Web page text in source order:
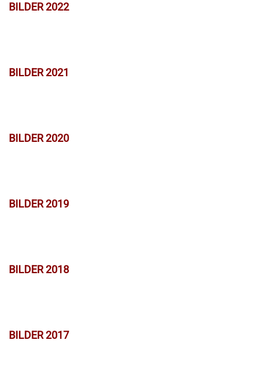
BILDER 2022
BILDER 2021
BILDER 2020
BILDER 2019
BILDER 2018
BILDER 2017